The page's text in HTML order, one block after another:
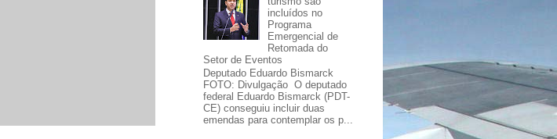
incluídos no
Programa
Emergencial de
Retomada do
Setor de Eventos
Deputado Eduardo Bismarck
FOTO: Divulgação O deputado
federal Eduardo Bismarck (PDT-
CE) conseguiu incluir duas
emendas para contemplar os p...